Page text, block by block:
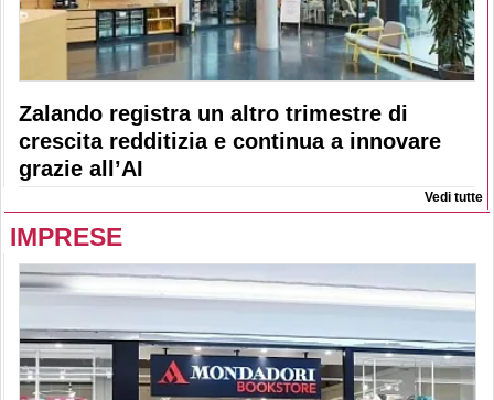
Zalando registra un altro trimestre di
crescita redditizia e continua a innovare
grazie all’AI
Vedi tutte
IMPRESE